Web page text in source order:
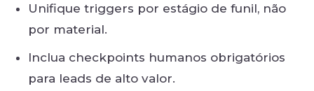
Unifique triggers por estágio de funil, não
por material.
Inclua checkpoints humanos obrigatórios
para leads de alto valor.